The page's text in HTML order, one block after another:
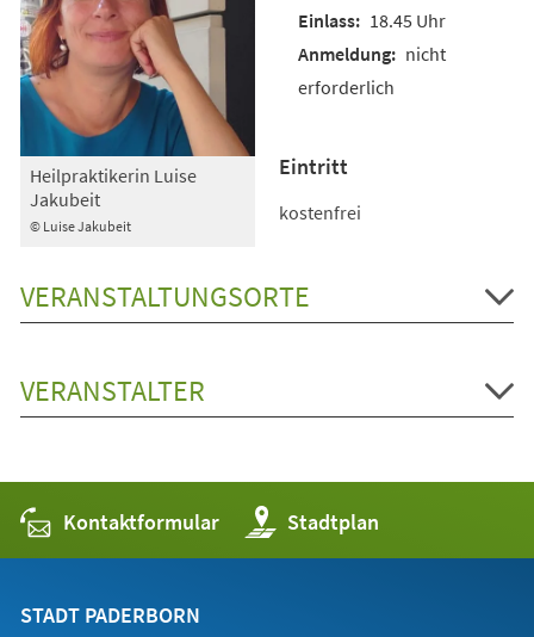
© Luise Jakubeit
Heilpraktikerin Luise
Jakubeit
18.45 Uhr
nicht
erforderlich
Eintritt
kostenfrei
VERANSTALTUNGSORTE
VERANSTALTER
Kontaktformular Stadtplan
(Öffnet
in
einem
STADT PADERBORN